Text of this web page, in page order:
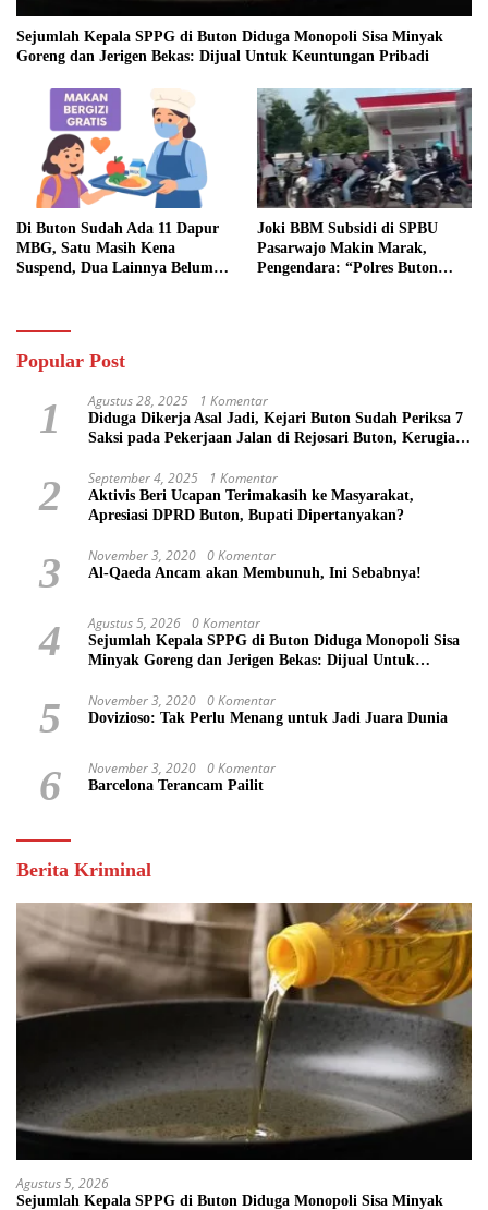
Sejumlah Kepala SPPG di Buton Diduga Monopoli Sisa Minyak
Goreng dan Jerigen Bekas: Dijual Untuk Keuntungan Pribadi
Di Buton Sudah Ada 11 Dapur
MBG, Satu Masih Kena
Suspend, Dua Lainnya Belum
Joki BBM Subsidi di SPBU
Pasarwajo Makin Marak,
Pengendara: “Polres Buton
Popular Post
1 Agustus 28, 2025 1 Komentar
Diduga Dikerja Asal Jadi, Kejari Buton Sudah Periksa 7
Saksi pada Pekerjaan Jalan di Rejosari Buton, Kerugian
2 September 4, 2025 1 Komentar
Aktivis Beri Ucapan Terimakasih ke Masyarakat,
Apresiasi DPRD Buton, Bupati Dipertanyakan?
3 November 3, 2020 0 Komentar
Al-Qaeda Ancam akan Membunuh, Ini Sebabnya!
4 Agustus 5, 2026 0 Komentar
Sejumlah Kepala SPPG di Buton Diduga Monopoli Sisa
Minyak Goreng dan Jerigen Bekas: Dijual Untuk
5 November 3, 2020 0 Komentar
Dovizioso: Tak Perlu Menang untuk Jadi Juara Dunia
6 November 3, 2020 0 Komentar
Barcelona Terancam Pailit
Berita Kriminal
Agustus 5, 2026
Sejumlah Kepala SPPG di Buton Diduga Monopoli Sisa Minyak